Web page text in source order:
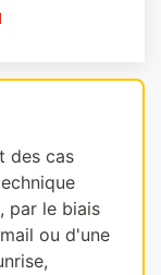
des cas
par le biais
ou d'une